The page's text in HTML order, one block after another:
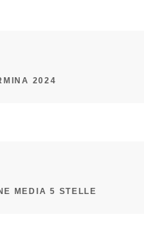
2024
MEDIA 5 STELLE